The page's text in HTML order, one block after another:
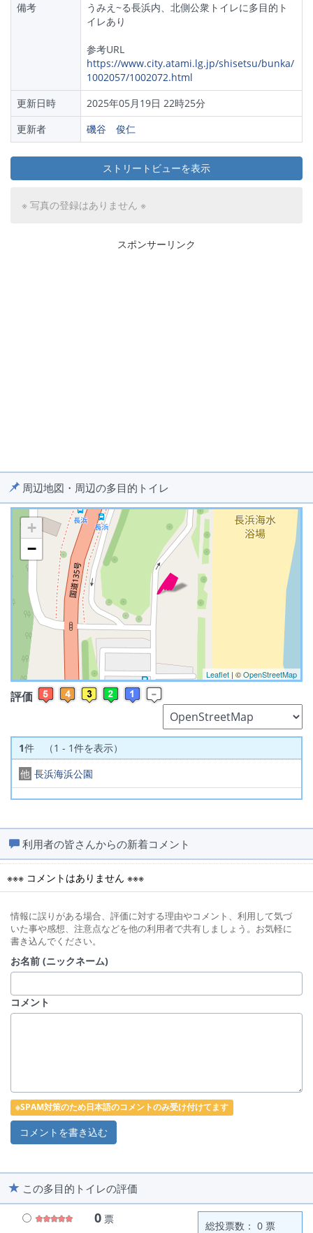
備考
うみえ~る長浜内、北側公衆トイレに多目的ト
イレあり
参考URL
https://www.city.atami.lg.jp/shisetsu/bunka/
1002057/1002072.html
更新日時
2025年05月19日 22時25分
更新者
磯谷 俊仁
ストリートビューを表示
※ 写真の登録はありません ※
スポンサーリンク
周辺地図・周辺の多目的トイレ
※ マップを検索、表示中です ※
+
−
Leaflet | ©OpenStreetMap
評価
1件 （1 - 1件を表示）
他 長浜海浜公園
利用者の皆さんからの新着コメント
※※※ コメントはありません ※※※
情報に誤りがある場合、評価に対する理由やコメント、利用して気づ
いた事や感想、注意点などを他の利用者で共有しましょう。お気軽に
書き込んでください。
お名前 (ニックネーム)
コメント
※SPAM対策のため日本語のコメントのみ受け付けてます
この多目的トイレの評価
0 票
総投票数： 0 票